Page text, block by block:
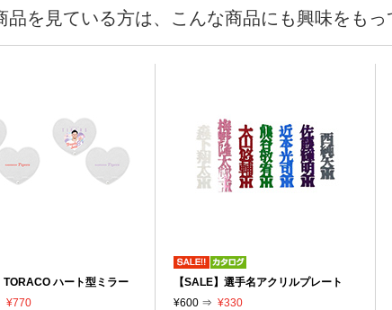
品を見ている方は、こんな商品にも興味をもっ
TORACO ハート型ミラー
¥770
【SALE】選手名アクリルプレート
¥600 ⇒ ¥330